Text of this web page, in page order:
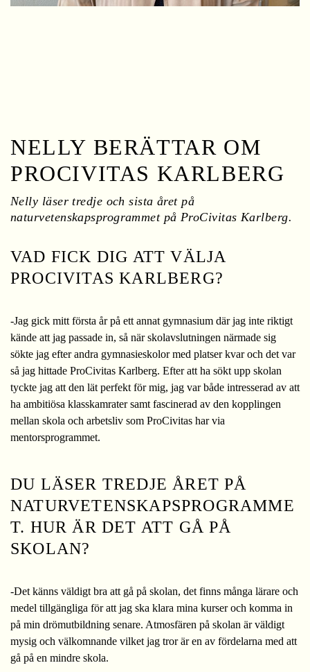
NELLY BERÄTTAR OM
PROCIVITAS KARLBERG
Nelly läser tredje och sista året på
naturvetenskapsprogrammet på ProCivitas Karlberg.
VAD FICK DIG ATT VÄLJA
PROCIVITAS KARLBERG?
-Jag gick mitt första år på ett annat gymnasium där jag inte riktigt
kände att jag passade in, så när skolavslutningen närmade sig
sökte jag efter andra gymnasieskolor med platser kvar och det var
så jag hittade ProCivitas Karlberg. Efter att ha sökt upp skolan
tyckte jag att den lät perfekt för mig, jag var både intresserad av att
ha ambitiösa klasskamrater samt fascinerad av den kopplingen
mellan skola och arbetsliv som ProCivitas har via
mentorsprogrammet.
DU LÄSER TREDJE ÅRET PÅ
NATURVETENSKAPSPROGRAMME
T. HUR ÄR DET ATT GÅ PÅ
SKOLAN?
-Det känns väldigt bra att gå på skolan, det finns många lärare och
medel tillgängliga för att jag ska klara mina kurser och komma in
på min drömutbildning senare. Atmosfären på skolan är väldigt
mysig och välkomnande vilket jag tror är en av fördelarna med att
gå på en mindre skola.